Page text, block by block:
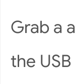
Grab a
the